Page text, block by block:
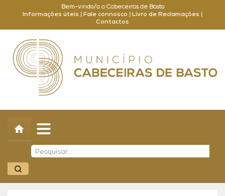
Bem-vindo/a a Cabeceiras de Basto
Informações úteis
Fale connosco Livro de Reclamações
Contactos
Concelho
Município
Turismo
Cultura
Outros
Balcão Online